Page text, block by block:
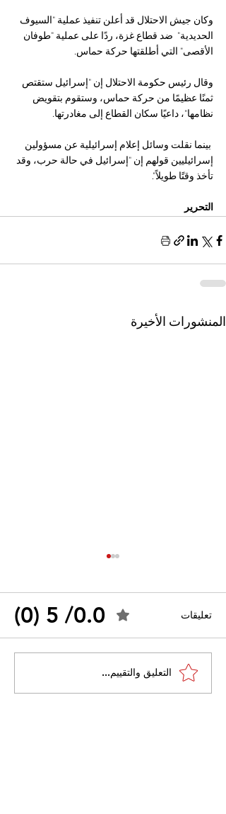
وكان جيش الاحتلال قد أعلن تنفيذ عملية "السيوف
الحديدية"  ضد قطاع غزة، ردًا على عملية "طوفان
الأقصى" التي أطلقتها حركة حماس.
وقال رئيس حكومة الاحتلال إن "إسرائيل ستقتص
ثمنًا عظيمًا من حركة حماس، وستقوم بتقويض
نظامها"، داعيًا سكان القطاع إلى مغادرتها.
بينما نقلت وسائل إعلام إسرائيلية عن مسؤولين
إسرائيليين قولهم إن "إسرائيل في حالة حرب، وقد
تأخذ وقتًا طويلاً".
التحرير
المنشورات الأخيرة
القضاء الإداري يقضي بحل
نقابة "كنابست"
تعليقات 0.0/ 5 (0)
التعليق والتقييم...